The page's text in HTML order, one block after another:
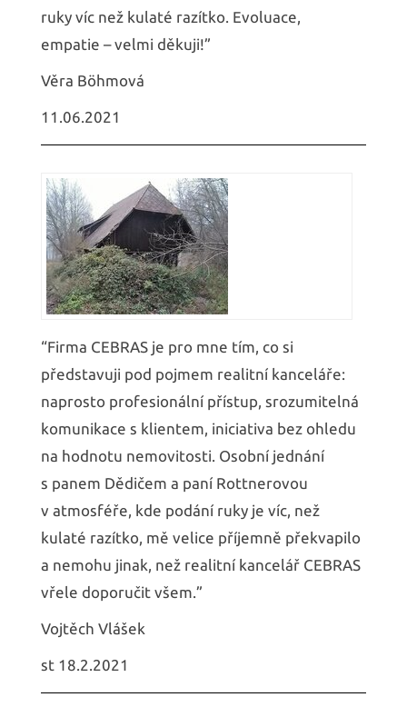
ruky víc než kulaté razítko. Evoluace,
empatie – velmi děkuji!”
Věra Böhmová
11.06.2021
“Firma CEBRAS je pro mne tím, co si
představuji pod pojmem realitní kanceláře:
naprosto profesionální přístup, srozumitelná
komunikace s klientem, iniciativa bez ohledu
na hodnotu nemovitosti. Osobní jednání
s panem Dědičem a paní Rottnerovou
v atmosféře, kde podání ruky je víc, než
kulaté razítko, mě velice příjemně překvapilo
a nemohu jinak, než realitní kancelář CEBRAS
vřele doporučit všem.”
Vojtěch Vlášek
st 18.2.2021